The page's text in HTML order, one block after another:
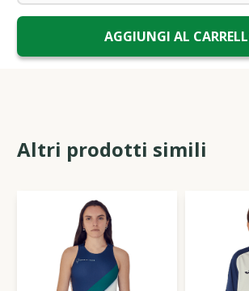
Altri prodotti simili